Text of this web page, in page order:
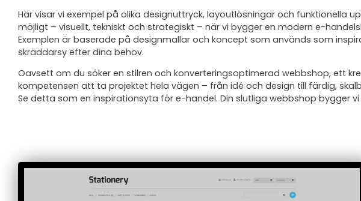
Här visar vi exempel på olika designuttryck, layoutlösningar och
möjligt – visuellt, tekniskt och strategiskt – när vi bygger en modern e-
Exemplen är baserade på designmallar och koncept som används som
skräddarsy efter dina behov.
Oavsett om du söker en stilren och konverteringsoptimerad webbshop, ett
kompetensen att ta projektet hela vägen – från idé och design till färdig,
Se detta som en inspirationsyta för e-handel. Din slutliga webbshop bygger